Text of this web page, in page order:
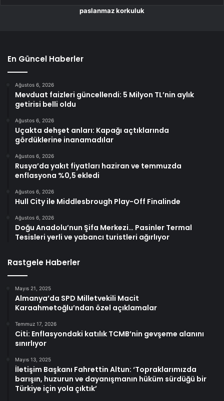
paslanmaz korkuluk
En Güncel Haberler
Ağustos 6, 2026
Mevduat faizleri güncellendi: 5 Milyon TL’nin aylık
getirisi belli oldu
Ağustos 6, 2026
Uçakta dehşet anları: Kapağı açtıklarında
gördüklerine inanamadılar
Ağustos 6, 2026
Rusya’da yakıt fiyatları haziran ve temmuzda
enflasyona %0,5 ekledi
Ağustos 6, 2026
Hull City ile Middlesbrough Play-Off Finalinde
Ağustos 6, 2026
Doğu Anadolu’nun Şifa Merkezi… Pasinler Termal
Tesisleri yerli ve yabancı turistleri ağırlıyor
Rastgele Haberler
Mayıs 21, 2025
Almanya’da SPD Milletvekili Macit
Karaahmetoğlu’ndan özel açıklamalar
Temmuz 17, 2026
Citi: Enflasyondaki katılık TCMB’nin gevşeme alanını
sınırlıyor
Mayıs 13, 2025
İletişim Başkanı Fahrettin Altun: ‘Topraklarımızda
barışın, huzurun ve dayanışmanın hüküm sürdüğü bir
Türkiye için yola çıktık’